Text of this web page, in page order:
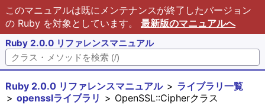
このマニュアルは既にメンテナンスが終了したバージョン
の Ruby を対象としています。 最新版のマニュアルへ
Ruby 2.0.0 リファレンスマニュアル
Ruby 2.0.0 リファレンスマニュアル
ライブラリ一覧
opensslライブラリ
OpenSSL::Cipherクラス